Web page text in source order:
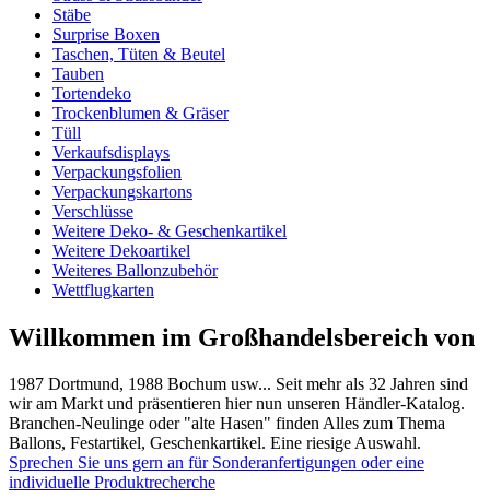
Stäbe
Surprise Boxen
Taschen, Tüten & Beutel
Tauben
Tortendeko
Trockenblumen & Gräser
Tüll
Verkaufsdisplays
Verpackungsfolien
Verpackungskartons
Verschlüsse
Weitere Deko- & Geschenkartikel
Weitere Dekoartikel
Weiteres Ballonzubehör
Wettflugkarten
Willkommen im Großhandelsbereich von
1987 Dortmund, 1988 Bochum usw... Seit mehr als 32 Jahren sind
wir am Markt und präsentieren hier nun unseren Händler-Katalog.
Branchen-Neulinge oder "alte Hasen" finden Alles zum Thema
Ballons, Festartikel, Geschenkartikel. Eine riesige Auswahl.
Sprechen Sie uns gern an für Sonderanfertigungen oder eine
individuelle Produktrecherche